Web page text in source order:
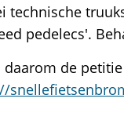
technische
pedelecs'.
daarom de